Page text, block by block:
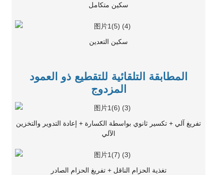
سكين متكامل
سكين التعدين
المطابقة التلقائية للتقطيع ذو العمود
المزدوج
تفريغ آلي + تكسير ثانوي بواسطة الكسارة + إعادة التدوير والتخزين
الآلي
تغذية الحزام الناقل + تفريغ الحزام الصادر